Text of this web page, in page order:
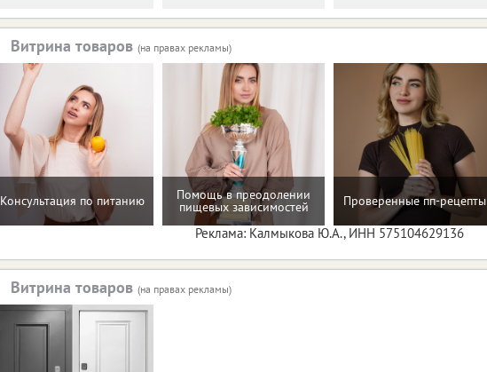
Витрина товаров (на правах рекламы)
Консультация по питанию Помощь в преодолении
пищевых зависимостей Проверенные пп-рецепты
Реклама: Калмыкова Ю.А., ИНН 575104629136
Витрина товаров (на правах рекламы)